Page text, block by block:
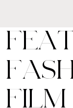
FEA
FAS
FILM